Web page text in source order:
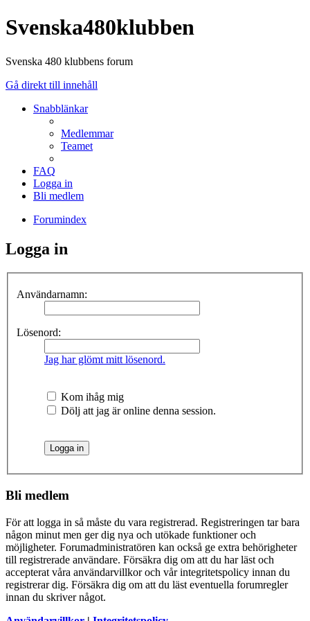
Svenska480klubben
Svenska 480 klubbens forum
Gå direkt till innehåll
Snabblänkar
Medlemmar
Teamet
FAQ
Logga in
Bli medlem
Forumindex
Logga in
Användarnamn:
Lösenord:
Jag har glömt mitt lösenord.
Kom ihåg mig
Dölj att jag är online denna session.
Bli medlem
För att logga in så måste du vara registrerad. Registreringen tar bara
någon minut men ger dig nya och utökade funktioner och
möjligheter. Forumadministratören kan också ge extra behörigheter
till registrerade användare. Försäkra dig om att du har läst och
accepterat våra användarvillkor och vår integritetspolicy innan du
registrerar dig. Försäkra dig om att du läst eventuella forumregler
innan du skriver något.